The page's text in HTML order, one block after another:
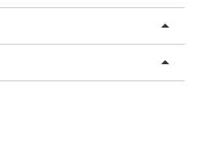
arrow_drop_up
arrow_drop_up